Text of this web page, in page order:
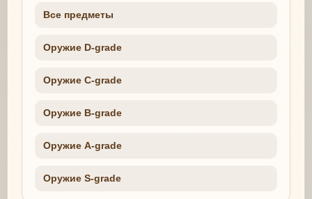
Все предметы
Оружие D-grade
Оружие C-grade
Оружие B-grade
Оружие A-grade
Оружие S-grade